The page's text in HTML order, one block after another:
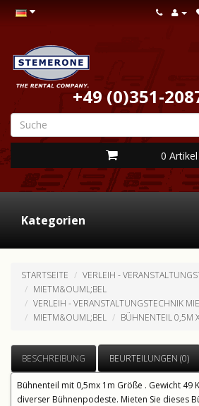
+49 (0)351-
0
Kategorien
STARTSEITE
VERLEIH -
MIETM&OUML;BEL
VERLEIH - VERANSTALTUNGSTECHNIK
MIETM&OUML;BEL
BÜHNENTEIL 0,5M
BESCHREIBUNG BEURTEILUNGEN (0)
Bühnenteil mit 0,5mx 1m Größe . Gewicht 49
diverser Bühnenpodeste. Mieten Sie dieses